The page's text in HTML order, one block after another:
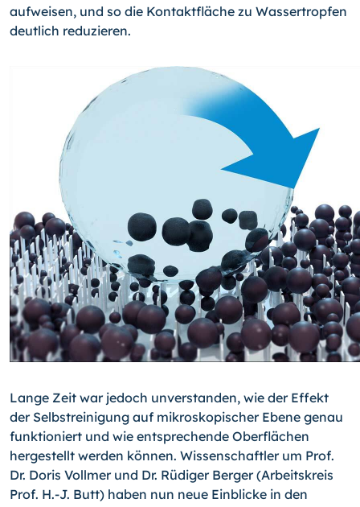
aufweisen, und so die Kontaktfläche zu Wassertropfen
deutlich reduzieren.
Lange Zeit war jedoch unverstanden, wie der Effekt
der Selbstreinigung auf mikroskopischer Ebene genau
funktioniert und wie entsprechende Oberflächen
hergestellt werden können. Wissenschaftler um Prof.
Dr. Doris Vollmer und Dr. Rüdiger Berger (Arbeitskreis
Prof. H.-J. Butt) haben nun neue Einblicke in den